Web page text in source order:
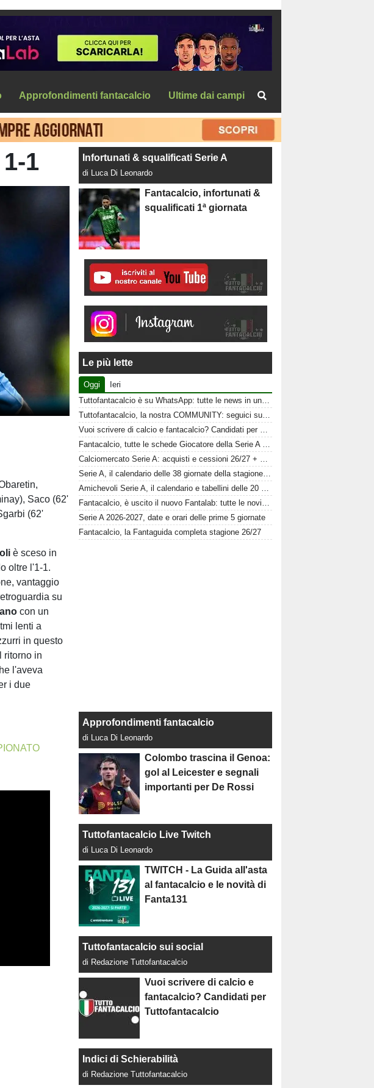
Approfondimenti fantacalcio Ultime dai campi
1
Saco (62'
(62'
è sceso in
oltre l'1-1.
vantaggio
su
con un
lenti a
in questo
ritorno in
l'aveva
i due
Infortunati & squalificati Serie A
di Luca Di Leonardo
Fantacalcio, infortunati &
squalificati 1ª giornata
Le più lette
Oggi
Ieri
Tuttofantacalcio è su WhatsApp: tutte le news in un click
Tuttofantacalcio, la nostra COMMUNITY: seguici sui nostri canali social
Vuoi scrivere di calcio e fantacalcio? Candidati per Tuttofantacalcio
Fantacalcio, tutte le schede Giocatore della Serie A 26-27
Calciomercato Serie A: acquisti e cessioni 26/27 + schede al fantacalcio
Serie A, il calendario delle 38 giornate della stagione 2026-2027
Amichevoli Serie A, il calendario e tabellini delle 20 squadre
Fantacalcio, è uscito il nuovo Fantalab: tutte le novità 2026-2027
Serie A 2026-2027, date e orari delle prime 5 giornate
Fantacalcio, la Fantaguida completa stagione 26/27
Approfondimenti fantacalcio
di Luca Di Leonardo
Colombo trascina il Genoa:
gol al Leicester e segnali
importanti per De Rossi
Tuttofantacalcio Live Twitch
di Luca Di Leonardo
TWITCH - La Guida all'asta
al fantacalcio e le novità di
Fanta131
Tuttofantacalcio sui social
di Redazione Tuttofantacalcio
Vuoi scrivere di calcio e
fantacalcio? Candidati per
Tuttofantacalcio
Indici di Schierabilità
di Redazione Tuttofantacalcio